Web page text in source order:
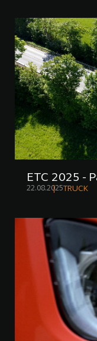
ETC 2025 -
22.08.2025 TRUCK